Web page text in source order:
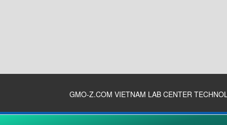
GMO-Z.COM VIETNAM LAB CENTER